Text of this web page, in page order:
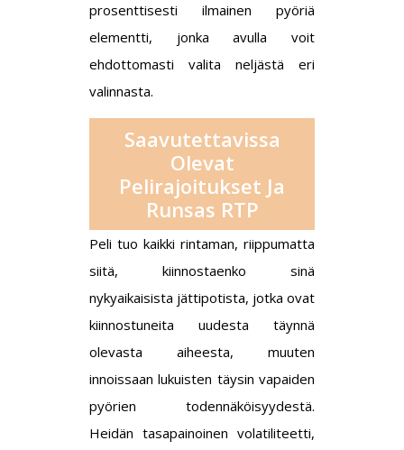
prosenttisesti ilmainen pyöriä
elementti, jonka avulla voit
ehdottomasti valita neljästä eri
valinnasta.
Saavutettavissa
Olevat
Pelirajoitukset Ja
Runsas RTP
Peli tuo kaikki rintaman, riippumatta
siitä, kiinnostaenko sinä
nykyaikaisista jättipotista, jotka ovat
kiinnostuneita uudesta täynnä
olevasta aiheesta, muuten
innoissaan lukuisten täysin vapaiden
pyörien todennäköisyydestä.
Heidän tasapainoinen volatiliteetti,